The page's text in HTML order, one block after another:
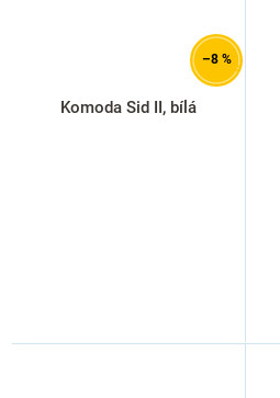
–8 %
Komoda Sid II, bílá